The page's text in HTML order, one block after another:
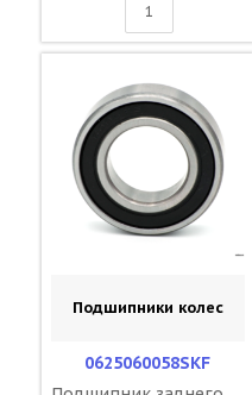
Подшипники колес
0625060058SKF